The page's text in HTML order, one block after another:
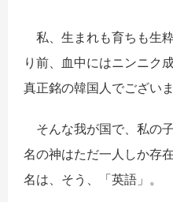
私、生まれも育ちも生
り前、血中にはニンニク
真正銘の韓国人でございま
そんな我が国で、私の
名の神はただ一人しか存
名は、そう、
「英語」 。